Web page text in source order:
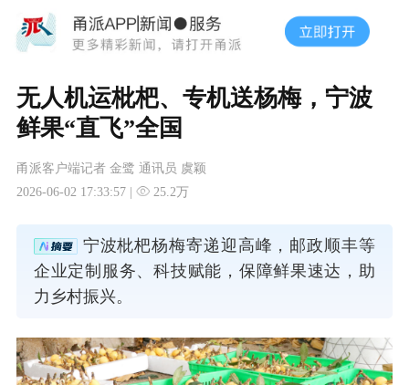
无人机运枇杷、专机送杨梅，宁波
鲜果“直飞”全国
甬派客户端记者 金鹭 通讯员 虞颖
2026-06-02 17:33:57 |
25.2万
宁波枇杷杨梅寄递迎高峰，邮政顺丰等
企业定制服务、科技赋能，保障鲜果速达，助
力乡村振兴。